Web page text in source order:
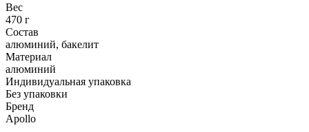
Вес
470 г
Состав
алюминий, бакелит
Материал
алюминий
Индивидуальная упаковка
Без упаковки
Бренд
Apollo